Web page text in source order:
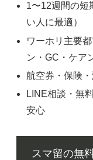
1〜12週間の短
い人に最適）
ワーホリ主要
ン・GC・ケア
航空券・保険
LINE相談・無
安心
スマ留の無